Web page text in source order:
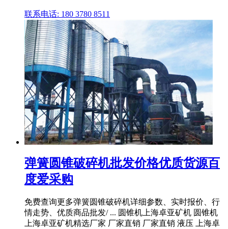
联系电话: 180 3780 8511
弹簧圆锥破碎机批发价格优质货源百
度爱采购
免费查询更多弹簧圆锥破碎机详细参数、实时报价、行
情走势、优质商品批发/ ... 圆锥机上海卓亚矿机 圆锥机
上海卓亚矿机精选厂家 厂家直销 厂家直销 液压 上海卓